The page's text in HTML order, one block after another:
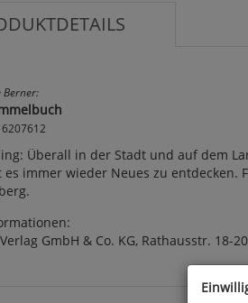
Berner:
Überall in der Stadt und auf dem
es immer wieder Neues zu entdecken.
GmbH & Co. KG, Rathausstr. 18-